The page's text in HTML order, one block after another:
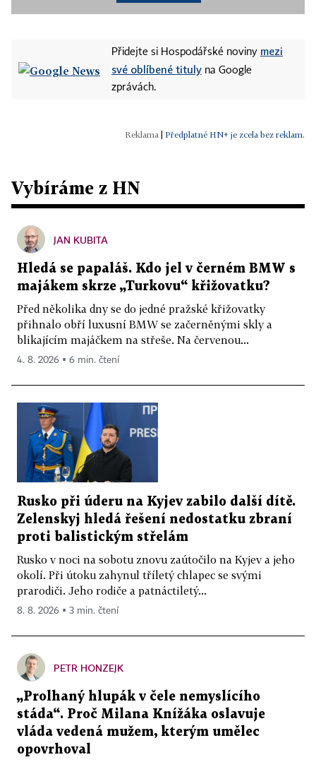
Přidejte si Hospodářské noviny mezi
své oblíbené tituly na Google
zprávách.
Předplatné HN+ je zcela bez reklam.
Vybíráme z HN
JAN KUBITA
Hledá se papaláš. Kdo jel v černém BMW s
majákem skrze „Turkovu“ křižovatku?
Před několika dny se do jedné pražské křižovatky
přihnalo obří luxusní BMW se začerněnými skly a
blikajícím majáčkem na střeše. Na červenou...
4. 8. 2026 ▪ 6 min. čtení
Rusko při úderu na Kyjev zabilo další dítě.
Zelenskyj hledá řešení nedostatku zbraní
proti balistickým střelám
Rusko v noci na sobotu znovu zaútočilo na Kyjev a jeho
okolí. Při útoku zahynul tříletý chlapec se svými
prarodiči. Jeho rodiče a patnáctiletý...
8. 8. 2026 ▪ 3 min. čtení
PETR HONZEJK
„Prolhaný hlupák v čele nemyslícího
stáda“. Proč Milana Knížáka oslavuje
vláda vedená mužem, kterým umělec
opovrhoval